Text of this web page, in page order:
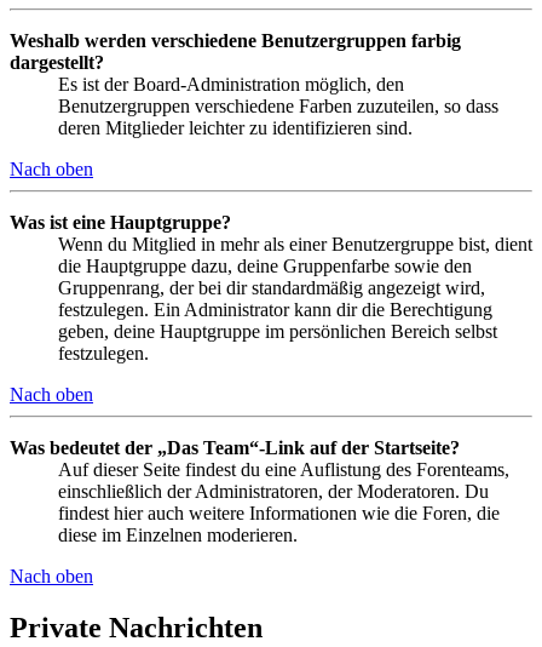
Weshalb werden verschiedene Benutzergruppen farbig
dargestellt?
Es ist der Board-Administration möglich, den
Benutzergruppen verschiedene Farben zuzuteilen, so dass
deren Mitglieder leichter zu identifizieren sind.
Nach oben
Was ist eine Hauptgruppe?
Wenn du Mitglied in mehr als einer Benutzergruppe bist, dient
die Hauptgruppe dazu, deine Gruppenfarbe sowie den
Gruppenrang, der bei dir standardmäßig angezeigt wird,
festzulegen. Ein Administrator kann dir die Berechtigung
geben, deine Hauptgruppe im persönlichen Bereich selbst
festzulegen.
Nach oben
Was bedeutet der „Das Team“-Link auf der Startseite?
Auf dieser Seite findest du eine Auflistung des Forenteams,
einschließlich der Administratoren, der Moderatoren. Du
findest hier auch weitere Informationen wie die Foren, die
diese im Einzelnen moderieren.
Nach oben
Private Nachrichten